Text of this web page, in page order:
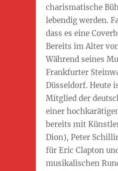
charismatische
lebendig werden.
dass es eine
Bereits im Alter
Während seines
Frankfurter
Düsseldorf. Heute
Mitglied der
einer
bereits mit
Dion), Peter
für Eric Clapton
musikalischen